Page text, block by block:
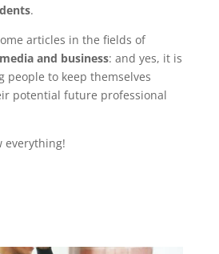
.
articles in the fields of
and business: and yes, it is
people to keep themselves
potential future professional
everything!